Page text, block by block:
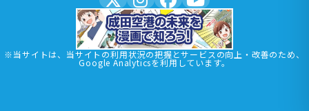
※当サイトは、当サイトの利用状況の把握とサービスの向上・改善のため、
Google Analyticsを利用しています。